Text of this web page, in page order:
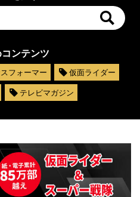
ンテンツ
フォーマー
仮面ライダー
テレビマガジン